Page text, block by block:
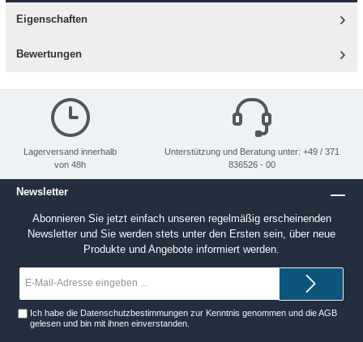
Eigenschaften
Bewertungen
Lagerversand innerhalb
von 48h
Unterstützung und Beratung unter: +49 / 371
836526 - 00
Newsletter
Abonnieren Sie jetzt einfach unseren regelmäßig erscheinenden
Newsletter und Sie werden stets unter den Ersten sein, über neue
Produkte und Angebote informiert werden.
Ich habe die Datenschutzbestimmungen zur Kenntnis genommen und dieAGB
gelesen und bin mit ihnen einverstanden.